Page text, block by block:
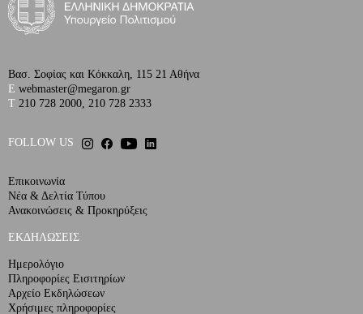
Βασ. Σοφίας και Κόκκαλη, 115 21 Αθήνα
E webmaster@megaron.gr
T 210 728 2000, 210 728 2333
FOLLOW US
Επικοινωνία
Νέα & Δελτία Τύπου
Ανακοινώσεις & Προκηρύξεις
ΕΚΔΗΛΩΣΕΙΣ
Ημερολόγιο
Πληροφορίες Εισιτηρίων
Αρχείο Εκδηλώσεων
Χρήσιμες πληροφορίες